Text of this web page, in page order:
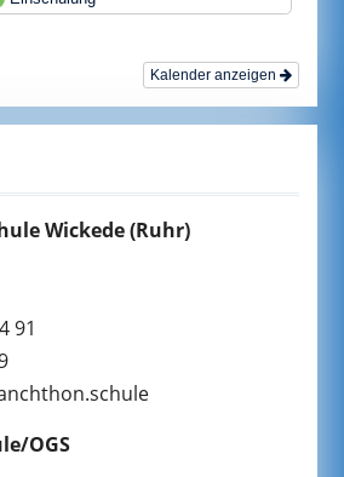
KONTRASTE
Kalender anzeigen
Wickede(Ruhr)
91
OGS